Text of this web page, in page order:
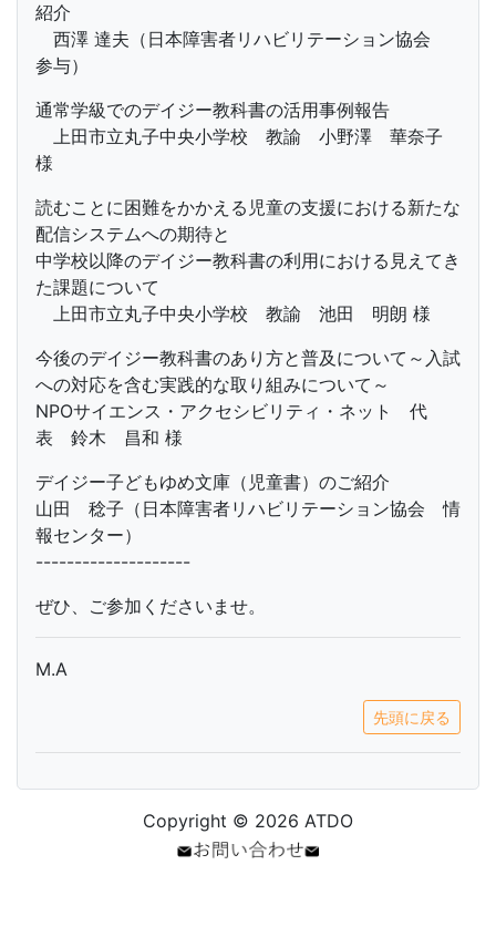
紹介
西澤 達夫（日本障害者リハビリテーション協会
参与）
通常学級でのデイジー教科書の活用事例報告
上田市立丸子中央小学校 教諭 小野澤 華奈子
様
読むことに困難をかかえる児童の支援における新たな
配信システムへの期待と
中学校以降のデイジー教科書の利用における見えてき
た課題について
上田市立丸子中央小学校 教諭 池田 明朗 様
今後のデイジー教科書のあり方と普及について～入試
への対応を含む実践的な取り組みについて～
NPOサイエンス・アクセシビリティ・ネット 代
表 鈴木 昌和 様
デイジー子どもゆめ文庫（児童書）のご紹介
山田 稔子（日本障害者リハビリテーション協会 情
報センター）
--------------------
ぜひ、ご参加くださいませ。
M.A
先頭に戻る
Copyright © 2026 ATDO